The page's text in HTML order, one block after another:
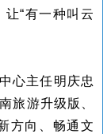
“有一种叫云
心主任明庆忠
旅游升级版、
方向、畅通文